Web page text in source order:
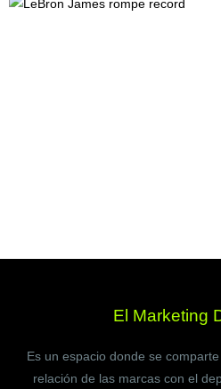
El Marketing
Es un espacio donde se
relación de las marcas con el